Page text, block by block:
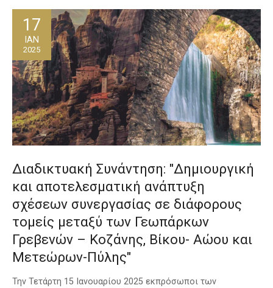
17
ΙΑΝ
2025
Διαδικτυακή Συνάντηση: "Δημιουργική
και αποτελεσματική ανάπτυξη
σχέσεων συνεργασίας σε διάφορους
τομείς μεταξύ των Γεωπάρκων
Γρεβενών – Κοζάνης, Βίκου- Αώου και
Μετεώρων-Πύλης"
Την Τετάρτη 15 Ιανουαρίου 2025 εκπρόσωποι των